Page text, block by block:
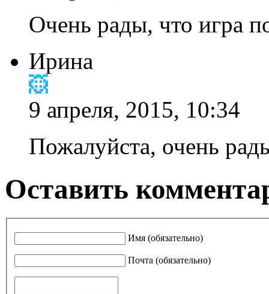
Очень рады, что игра
Ирина
9 апреля, 2015, 10:34
Пожалуйста, очень
Оставить
Имя (обязательно)
Почта (обязательно)